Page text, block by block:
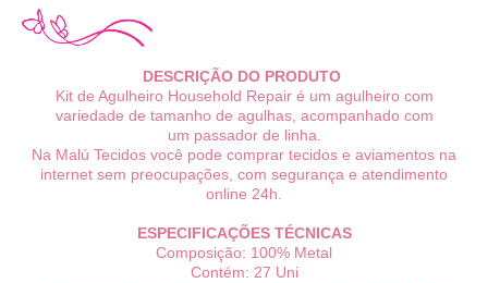
DESCRIÇÃO DO PRODUTO
Kit de Agulheiro Household Repair é um agulheiro com
variedade de tamanho de agulhas, acompanhado com
um passador de linha.
Na Malú Tecidos você pode comprar tecidos e aviamentos na
internet sem preocupações, com segurança e atendimento
online 24h.
ESPECIFICAÇÕES TÉCNICAS
Composição: 100% Metal
Contém: 27 Uni